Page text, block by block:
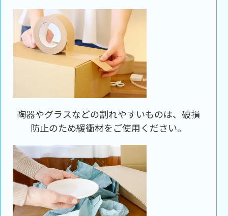
陶器やグラスなどの割れやすいものは、破損
防止のため緩衝材をご使用ください。